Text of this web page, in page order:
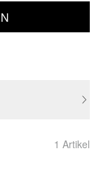
1 Artikel